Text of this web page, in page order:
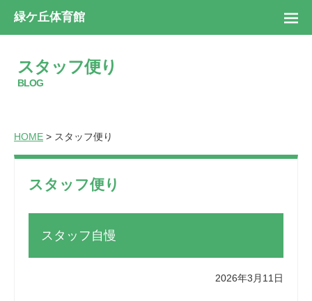
緑ケ丘体育館
スタッフ便り
BLOG
HOME > スタッフ便り
スタッフ便り
スタッフ自慢
2026年3月11日